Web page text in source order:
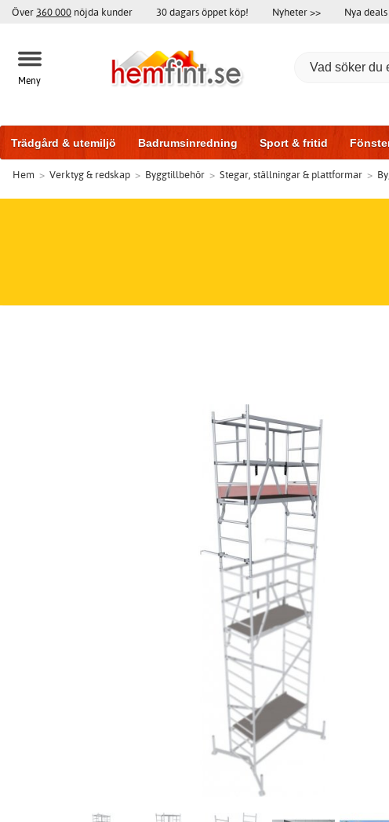
Över 360 000 nöjda kunder 30 dagars öppet köp! Nyheter >> Nya
Meny
Trädgård & utemiljö Badrumsinredning Sport & fritid
Badrumsmöbler Träningsutrustning Garageportar Bil &
Hem > Verktyg & redskap > Byggtillbehör > Stegar, ställningar & plattformar >